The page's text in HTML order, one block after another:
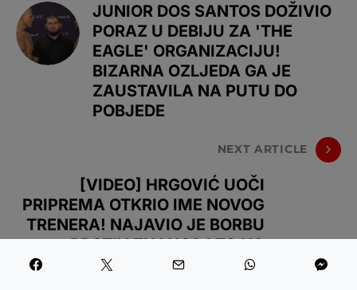
JUNIOR DOS SANTOS DOŽIVIO
PORAZ U DEBIJU ZA 'THE
EAGLE' ORGANIZACIJU!
BIZARNA OZLJEDA GA JE
ZAUSTAVILA NA PUTU DO
POBJEDE
NEXT ARTICLE
[VIDEO] HRGOVIĆ UOČI
PRIPREMA OTKRIO IME NOVOG
TRENERA! NAJAVIO JE BORBU
PROTIV ZHANGA I TO NA
VEOMA JAKOJ PRIREDBI